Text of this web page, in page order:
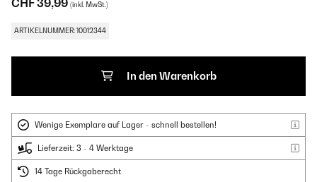
CHF 39,99 (inkl. MwSt.)
ARTIKELNUMMER: 10012344
In den Warenkorb
Wenige Exemplare auf Lager - schnell bestellen!
Lieferzeit: 3 - 4 Werktage
14 Tage Rückgaberecht